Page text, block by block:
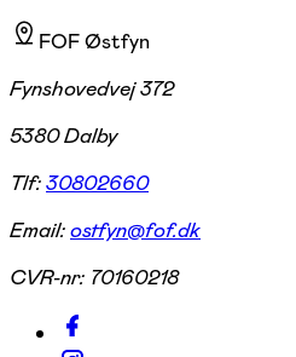
FOF Østfyn
Fynshovedvej 372
5380 Dalby
Tlf:30802660
Email:ostfyn@fof.dk
CVR-nr: 70160218